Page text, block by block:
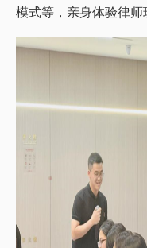
模式等，亲身体验律师